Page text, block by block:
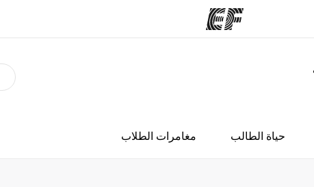
حياة الطالب مغامرات الطلاب